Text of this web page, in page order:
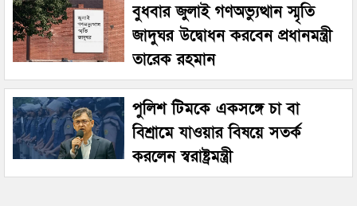
বুধবার জুলাই গণঅভ্যুত্থান স্মৃতি
জাদুঘর উদ্বোধন করবেন প্রধানমন্ত্রী
তারেক রহমান
পুলিশ টিমকে একসঙ্গে চা বা
বিশ্রামে যাওয়ার বিষয়ে সতর্ক
করলেন স্বরাষ্ট্রমন্ত্রী